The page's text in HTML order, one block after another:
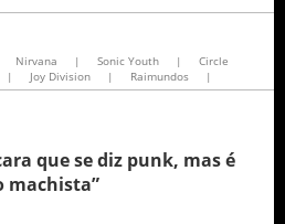
Nirvana | Sonic Youth |
Circle
| Joy Division | Raimundos |
que se diz punk, mas é
machista”